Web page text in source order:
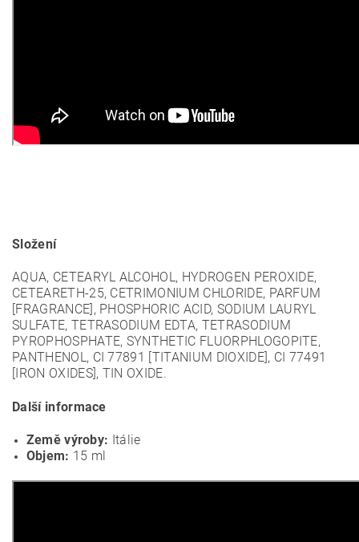
Složení
AQUA, CETEARYL ALCOHOL, HYDROGEN PEROXIDE,
CETEARETH-25, CETRIMONIUM CHLORIDE, PARFUM
[FRAGRANCE], PHOSPHORIC ACID, SODIUM LAURYL
SULFATE, TETRASODIUM EDTA, TETRASODIUM
PYROPHOSPHATE, SYNTHETIC FLUORPHLOGOPITE,
PANTHENOL, CI 77891 [TITANIUM DIOXIDE], CI 77491
[IRON OXIDES], TIN OXIDE.
Další informace
Země výroby: Itálie
Objem: 15 ml